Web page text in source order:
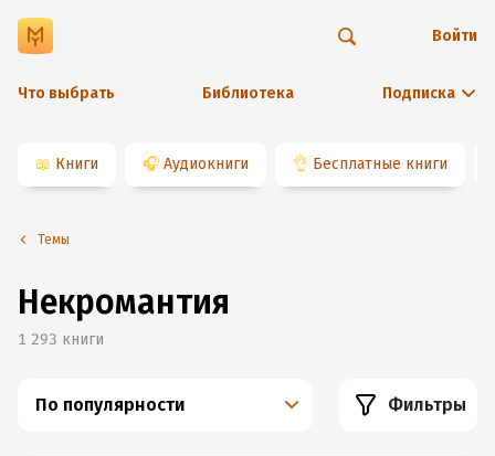
Что выбрать Библиотека Подписка
Войти
📖 Книги 🎧 Аудиокниги 👌 Бесплатные книги
Темы
Некромантия
1 293 книги
По популярности Фильтры